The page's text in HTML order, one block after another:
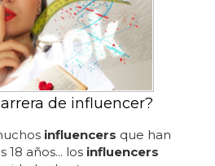
de influencer?
influencers que han
años... los influencers